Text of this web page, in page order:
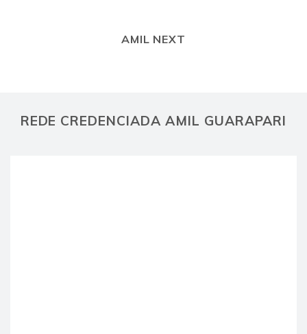
AMIL NEXT
REDE CREDENCIADA AMIL GUARAPARI